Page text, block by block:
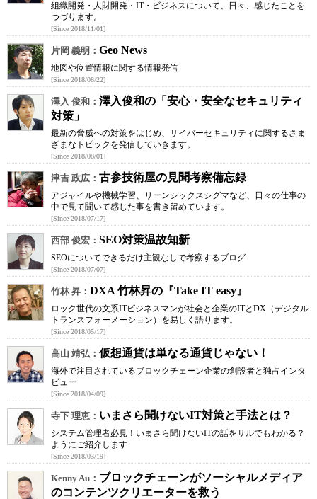
組織開発・人財開発・IT・ビジネスについて、日々、感じたことを
つづります。
[Since 2018/11/01]
片岡 義明： Geo News
地図や位置情報に関する情報発信
[Since 2018/08/22]
澤入 俊和： 澤入俊和の「安心・安全なセキュリティ
対策」
最新の脅威への対策をはじめ、サイバーセキュリティに関するさま
ざまなトピックを発信していきます。
[Since 2018/08/01]
津吉 政広： 古参技術屋の見聞考察備忘録
アジャイルや機械学習、リーンシックスシグマなど、日々の仕事の
中で見て聞いて感じた事を書き留めています。
[Since 2018/07/17]
西部 俊宏： SEO対策温故知新
SEOについてできるだけ主観なしで考察するブログ
[Since 2018/07/07]
竹林 昇： DXA 竹林昇の『Take IT easy』
ロック世代の文系ITビジネスマンが社会と企業のITとDX（デジタル
トランスフォーメーション）を易しく語ります。
[Since 2018/05/17]
高山 靖弘： 仮想通貨は単なる通貨じゃない！
海外で注目されているブロックチェーン企業の創設者と独占インタ
ビュー
[Since 2018/04/09]
寺下 理恵： いまさら聞けないIT対策と手法とは？
システム管理者必見！いまさら聞けないITの話をサルでもわかる？
ようにご紹介します
[Since 2018/03/19]
Kenny Au： ブロックチェーンがソーシャルメディア
のコンテンツクリエーターを救う